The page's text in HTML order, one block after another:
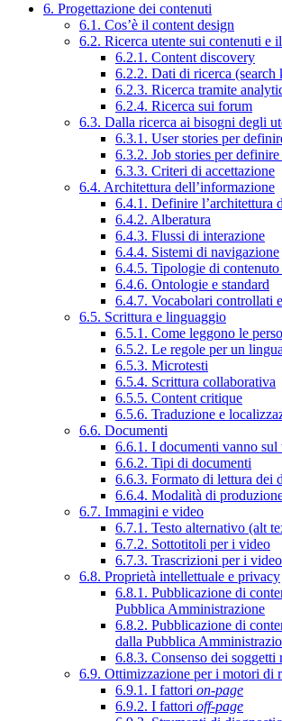
6. Progettazione dei contenuti
6.1. Cos’è il content design
6.2. Ricerca utente sui contenuti e
6.2.1. Content discovery
6.2.2. Dati di ricerca (search
6.2.3. Ricerca tramite
6.2.4. Ricerca sui forum
6.3. Dalla ricerca ai bisogni degli
6.3.1. User stories per
6.3.2. Job stories per
6.3.3. Criteri di accettazione
6.4. Architettura dell’informazione
6.4.1. Definire l’architettura
6.4.2. Alberatura
6.4.3. Flussi di interazione
6.4.4. Sistemi di navigazione
6.4.5. Tipologie di
6.4.6. Ontologie e standard
6.4.7. Vocabolari controllati
6.5. Scrittura e linguaggio
6.5.1. Come leggono le
6.5.2. Le regole per un
6.5.3. Microtesti
6.5.4. Scrittura collaborativa
6.5.5. Content critique
6.5.6. Traduzione e
6.6. Documenti
6.6.1. I documenti vanno sul
6.6.2. Tipi di documenti
6.6.3. Formato di lettura dei
6.6.4. Modalità di
6.7. Immagini e video
6.7.1. Testo alternativo (alt
6.7.2. Sottotitoli per i video
6.7.3. Trascrizioni per i video
6.8. Proprietà intellettuale e privacy
6.8.1. Pubblicazione di
Pubblica Amministrazione
6.8.2. Pubblicazione di
dalla Pubblica
6.8.3. Consenso dei soggetti
6.9. Ottimizzazione per i motori di
6.9.1. I fattori on-page
6.9.2. I fattori off-page